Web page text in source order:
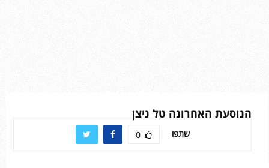
הנוסעת האחרונה טל ניצן
שתפו 0